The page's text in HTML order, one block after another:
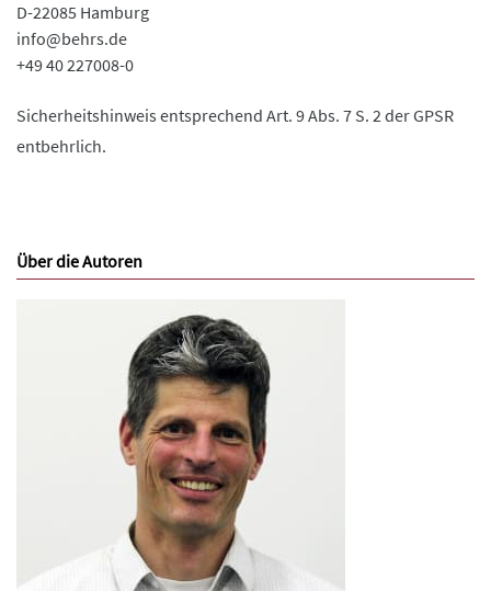
D-22085 Hamburg
info@behrs.de
+49 40 227008-0
Sicherheitshinweis entsprechend Art. 9 Abs. 7 S. 2 der GPSR
entbehrlich.
Über die Autoren